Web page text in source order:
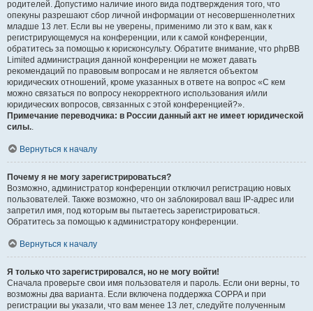
родителей. Допустимо наличие иного вида подтверждения того, что
опекуны разрешают сбор личной информации от несовершеннолетних
младше 13 лет. Если вы не уверены, применимо ли это к вам, как к
регистрирующемуся на конференции, или к самой конференции,
обратитесь за помощью к юрисконсульту. Обратите внимание, что phpBB
Limited администрация данной конференции не может давать
рекомендаций по правовым вопросам и не является объектом
юридических отношений, кроме указанных в ответе на вопрос «С кем
можно связаться по вопросу некорректного использования и/или
юридических вопросов, связанных с этой конференцией?».
Примечание переводчика: в России данный акт не имеет юридической
силы..
Вернуться к началу
Почему я не могу зарегистрироваться?
Возможно, администратор конференции отключил регистрацию новых
пользователей. Также возможно, что он заблокировал ваш IP-адрес или
запретил имя, под которым вы пытаетесь зарегистрироваться.
Обратитесь за помощью к администратору конференции.
Вернуться к началу
Я только что зарегистрировался, но не могу войти!
Сначала проверьте свои имя пользователя и пароль. Если они верны, то
возможны два варианта. Если включена поддержка COPPA и при
регистрации вы указали, что вам менее 13 лет, следуйте полученным